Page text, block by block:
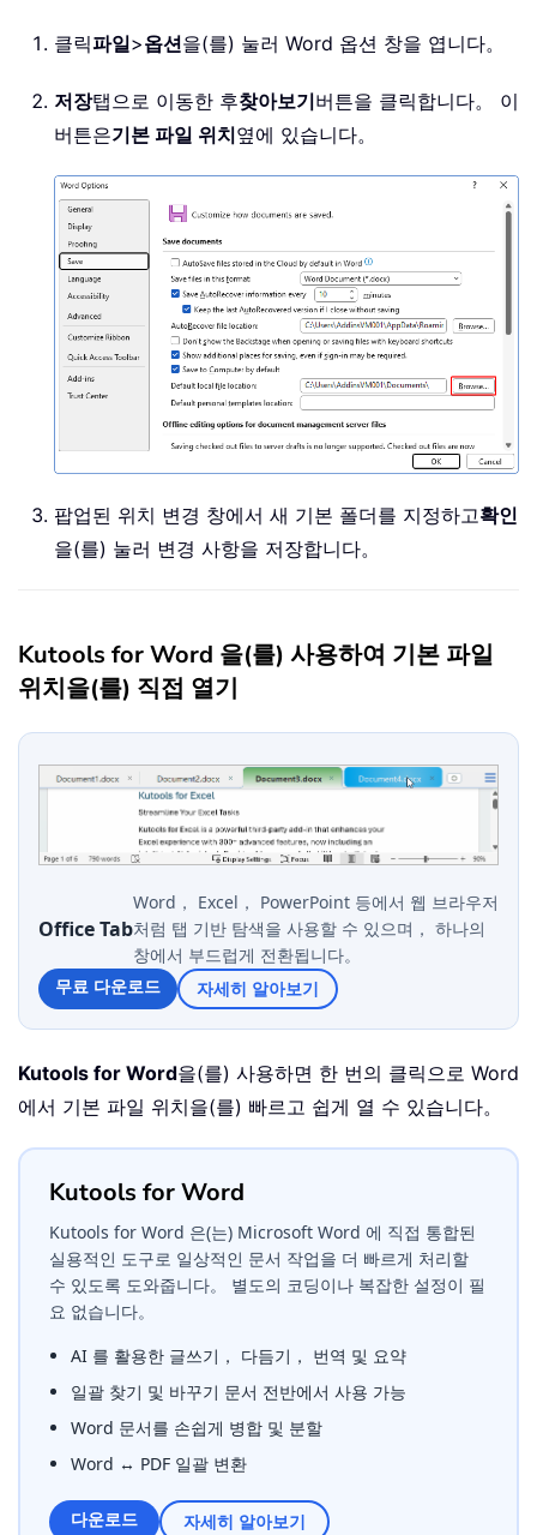
클릭파일>옵션을(를) 눌러 Word 옵션 창을 엽니다。
저장탭으로 이동한 후찾아보기버튼을 클릭합니다。 이
버튼은기본 파일 위치옆에 있습니다。
팝업된 위치 변경 창에서 새 기본 폴더를 지정하고확인
을(를) 눌러 변경 사항을 저장합니다。
Kutools for Word 을(를) 사용하여 기본 파일
위치을(를) 직접 열기
Office Tab
Word， Excel， PowerPoint 등에서 웹 브라우저
처럼 탭 기반 탐색을 사용할 수 있으며， 하나의
창에서 부드럽게 전환됩니다。
무료 다운로드
자세히 알아보기
Kutools for Word을(를) 사용하면 한 번의 클릭으로 Word
에서 기본 파일 위치을(를) 빠르고 쉽게 열 수 있습니다。
Kutools for Word
Kutools for Word 은(는) Microsoft Word 에 직접 통합된
실용적인 도구로 일상적인 문서 작업을 더 빠르게 처리할
수 있도록 도와줍니다。 별도의 코딩이나 복잡한 설정이 필
요 없습니다。
AI 를 활용한 글쓰기， 다듬기， 번역 및 요약
일괄 찾기 및 바꾸기 문서 전반에서 사용 가능
Word 문서를 손쉽게 병합 및 분할
Word ↔ PDF 일괄 변환
다운로드 자세히 알아보기